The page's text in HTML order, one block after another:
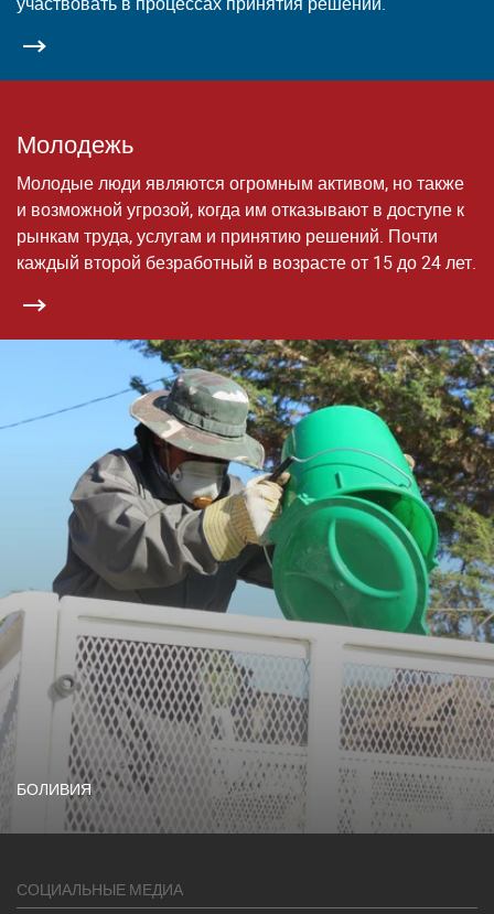
Молодежь
Молодые люди являются огромным активом, но также
и возможной угрозой, когда им отказывают в доступе к
рынкам труда, услугам и принятию решений. Почти
каждый второй безработный в возрасте от 15 до 24 лет.
БОЛИВИЯ
СОЦИАЛЬНЫЕ МЕДИА